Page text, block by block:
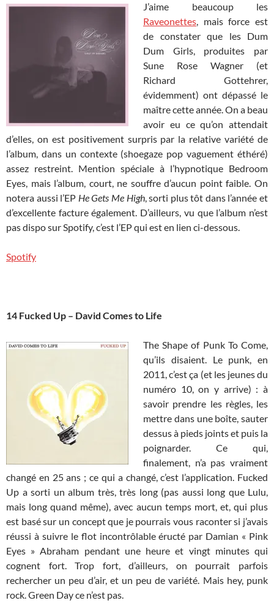
J’aime beaucoup les
Raveonettes, mais force est
de constater que les Dum
Dum Girls, produites par
Sune Rose Wagner (et
Richard Gottehrer,
évidemment) ont dépassé le
maître cette année. On a beau
avoir eu ce qu’on attendait
d’elles, on est positivement surpris par la relative variété de
l’album, dans un contexte (shoegaze pop vaguement éthéré)
assez restreint. Mention spéciale à l’hypnotique Bedroom
Eyes, mais l’album, court, ne souffre d’aucun point faible. On
notera aussi l’EP He Gets Me High, sorti plus tôt dans l’année et
d’excellente facture également. D’ailleurs, vu que l’album n’est
pas dispo sur Spotify, c’est l’EP qui est en lien ci-dessous.
Spotify
14 Fucked Up – David Comes to Life
The Shape of Punk To Come,
qu’ils disaient. Le punk, en
2011, c’est ça (et les jeunes du
numéro 10, on y arrive) : à
savoir prendre les règles, les
mettre dans une boîte, sauter
dessus à pieds joints et puis la
poignarder. Ce qui,
finalement, n’a pas vraiment
changé en 25 ans ; ce qui a changé, c’est l’application. Fucked
Up a sorti un album très, très long (pas aussi long que Lulu,
mais long quand même), avec aucun temps mort, et, qui plus
est basé sur un concept que je pourrais vous raconter si j’avais
réussi à suivre le flot incontrôlable éructé par Damian « Pink
Eyes » Abraham pendant une heure et vingt minutes qui
cognent fort. Trop fort, d’ailleurs, on pourrait parfois
rechercher un peu d’air, et un peu de variété. Mais hey, punk
rock. Green Day ce n’est pas.